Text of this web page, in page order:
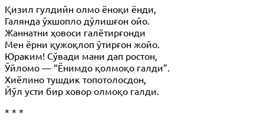
Қизил гулдийн олмо ёноқи ёнди,
Галянда ўхшопло дўлишғон ойо.
Жаннатни ҳовоси галётирғонди
Мен ёрни қужоқлоп ўтирғон жойо.
Юраким! Сўвади мани дап ростон,
Ўйломо — “Ёнимдо қолмоқо галди”.
Хиёлино тушдик топотолосдон,
Йўл усти бир ховор олмоқо галди.
* * *